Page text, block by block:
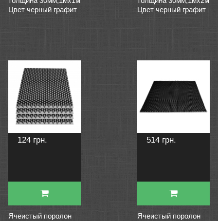
Цвет черный графит
Цвет черный графит
124 грн.
Ячеистый поролон
514 грн.
Ячеистый поролон